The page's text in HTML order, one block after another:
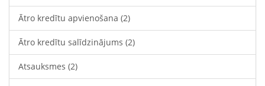
Ātro kredītu apvienošana (2)
Ātro kredītu salīdzinājums (2)
Atsauksmes (2)